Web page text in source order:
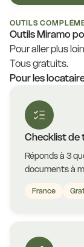
OUTILS
Outils Miramo
Pour aller plus
Tous gratuits.
Pour les
Checklist de
Réponds à 3
documents à
France